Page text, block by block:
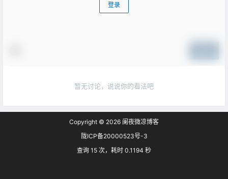
登录
暂无讨论，说说你的看法吧
Copyright © 2026 阑夜微凉博客
陇ICP备20000523号-3
查询 15 次，耗时 0.1194 秒